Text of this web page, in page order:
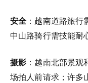
安全 ：越南道路旅
中山路骑行需技能耐
摄影 ：越南北部景
场拍人前请求；许多